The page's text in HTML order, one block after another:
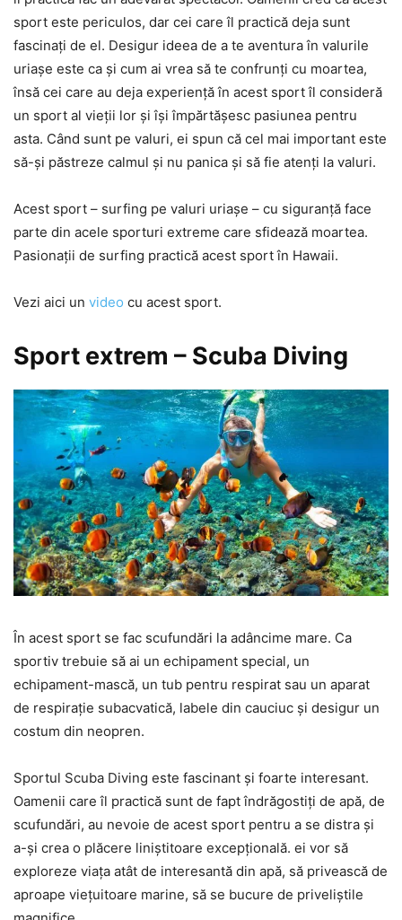
sport este periculos, dar cei care îl practică deja sunt
fascinați de el. Desigur ideea de a te aventura în valurile
uriașe este ca și cum ai vrea să te confrunți cu moartea,
însă cei care au deja experiență în acest sport îl consideră
un sport al vieții lor și își împărtășesc pasiunea pentru
asta. Când sunt pe valuri, ei spun că cel mai important este
să-și păstreze calmul și nu panica și să fie atenți la valuri.
Acest sport – surfing pe valuri uriașe – cu siguranță face
parte din acele sporturi extreme care sfidează moartea.
Pasionații de surfing practică acest sport în Hawaii.
Vezi aici un video cu acest sport.
Sport extrem – Scuba Diving
În acest sport se fac scufundări la adâncime mare. Ca
sportiv trebuie să ai un echipament special, un
echipament-mască, un tub pentru respirat sau un aparat
de respirație subacvatică, labele din cauciuc și desigur un
costum din neopren.
Sportul Scuba Diving este fascinant și foarte interesant.
Oamenii care îl practică sunt de fapt îndrăgostiți de apă, de
scufundări, au nevoie de acest sport pentru a se distra și
a-și crea o plăcere liniștitoare excepțională. ei vor să
exploreze viața atât de interesantă din apă, să privească de
aproape viețuitoare marine, să se bucure de priveliștile